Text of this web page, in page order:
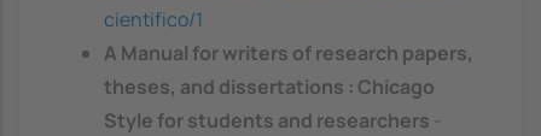
cientifico/1
A Manual for writers of research papers,
theses, and dissertations : Chicago
Style for students and researchers